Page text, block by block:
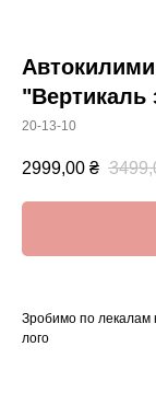
"Вертикаль
20-13-10
2999,00 ₴
Зробимо по лекалам
лого